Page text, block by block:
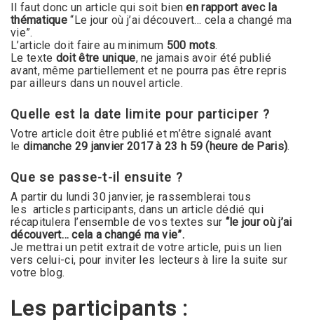
Il faut donc un article qui soit bienen rapport avec la
thématique “Le jour où j’ai découvert… cela a changé ma
vie”.
L’article doit faire au minimum 500 mots.
Le texte doit être unique, ne jamais avoir été publié
avant, même partiellement et ne pourra pas être repris
par ailleurs dans un nouvel article.
Quelle est la date limite pour participer ?
Votre article doit être publié et m’être signalé avant
le dimanche 29 janvier 2017 à 23 h 59 (heure de Paris).
Que se passe-t-il ensuite ?
A partir du lundi 30 janvier, je rassemblerai tous
les articles participants, dans un article dédié qui
récapitulera l’ensemble de vos textes sur “le jour où j’ai
découvert… cela a changé ma vie”.
Je mettrai un petit extrait de votre article, puis un lien
vers celui-ci, pour inviter les lecteurs à lire la suite sur
votre blog.
Les participants :